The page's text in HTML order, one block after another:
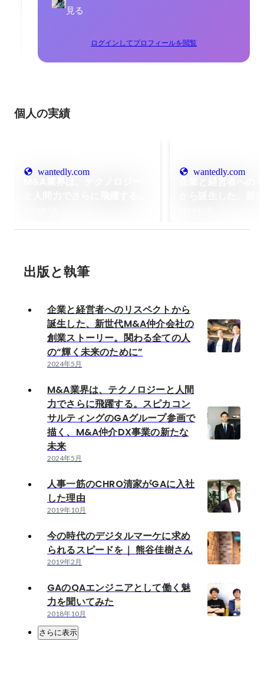
見る
ログインしてプロフィールを閲覧
個人の実績
wantedly.com wantedly.com
出版と執筆
企業と経営者へのリスペクトから
誕生した、新世代M&A仲介会社の
創業ストーリー。関わる全ての人
の“輝く未来のために”
2024年5月
M&A業界は、テクノロジーと人間
力でさらに飛躍する。スピカコン
サルティングのGAグループ参画で
描く、M&A仲介DX事業の新たな
未来
2024年5月
人事一筋のCHRO清家がGAに入社
した理由
2019年10月
今の時代のデジタルマーケに求め
られるスピードを｜ 熊谷佳樹さん
2019年2月
GAのQAエンジニアとして働く魅
力を聞いてみた
2018年10月
さらに表示